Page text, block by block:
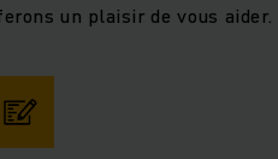
un plaisir de vous aider.